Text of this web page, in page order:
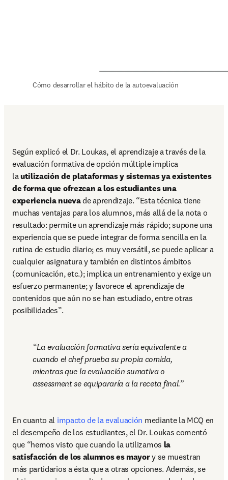
Cómo desarrollar el hábito de la autoevaluación
Según explicó el Dr. Loukas, el aprendizaje a través de la
evaluación formativa de opción múltiple implica
la utilización de plataformas y sistemas ya existentes
de forma que ofrezcan a los estudiantes una
experiencia nueva de aprendizaje. “Esta técnica tiene
muchas ventajas para los alumnos, más allá de la nota o
resultado: permite un aprendizaje más rápido; supone una
experiencia que se puede integrar de forma sencilla en la
rutina de estudio diario; es muy versátil, se puede aplicar a
cualquier asignatura y también en distintos ámbitos
(comunicación, etc.); implica un entrenamiento y exige un
esfuerzo permanente; y favorece el aprendizaje de
contenidos que aún no se han estudiado, entre otras
posibilidades”.
La evaluación formativa sería equivalente a
cuando el chef prueba su propia comida,
mientras que la evaluación sumativa o
assessment se equipararía a la receta final.
En cuanto al impacto de la evaluación mediante la MCQ en
el desempeño de los estudiantes, el Dr. Loukas comentó
que “hemos visto que cuando la utilizamos la
satisfacción de los alumnos es mayor y se muestran
más partidarios a ésta que a otras opciones. Además, se